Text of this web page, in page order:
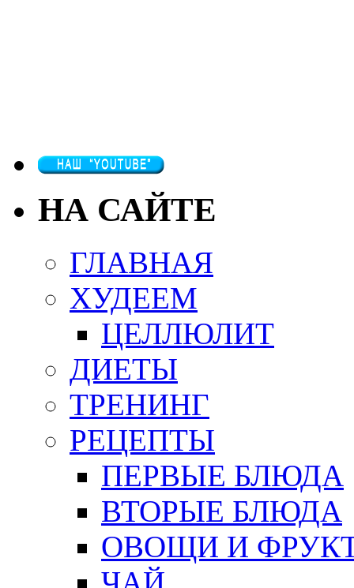
НА САЙТЕ
ГЛАВНАЯ
ХУДЕЕМ
ЦЕЛЛЮЛИТ
ДИЕТЫ
ТРЕНИНГ
РЕЦЕПТЫ
ПЕРВЫЕ БЛЮДА
ВТОРЫЕ БЛЮДА
ОВОЩИ И